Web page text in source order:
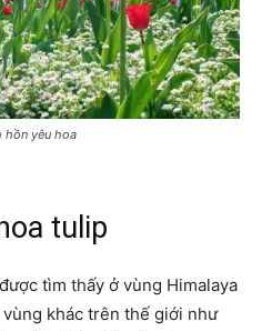
hồn yêu hoa
tulip
được tìm thấy ở vùng Himalaya
khác trên thế giới như